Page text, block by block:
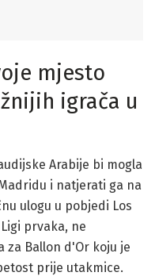
mjesto
igrača u
Arabije bi mogla
i natjerati ga na
ulogu u pobjedi Los
prvaka, ne
za Ballon d'Or koju je
prije utakmice.